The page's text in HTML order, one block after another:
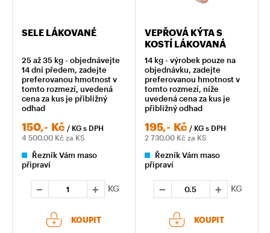
SELE LÁKOVANÉ
25 až 35 kg - objednávejte
14 dní předem, zadejte
preferovanou hmotnost v
tomto rozmezí, uvedená
cena za kus je přibližný
odhad
150,- Kč / KG s DPH
4 500,00 Kč za KS
Řezník Vám maso
připraví
KG
KOUPIT
VEPŘOVÁ KÝTA S
KOSTÍ LÁKOVANÁ
14 kg - výrobek pouze na
objednávku, zadejte
preferovanou hmotnost v
tomto rozmezí, níže
uvedená cena za kus je
přibližný odhad
195,- Kč / KG s DPH
2 730,00 Kč za KS
Řezník Vám maso
připraví
KG
KOUPIT